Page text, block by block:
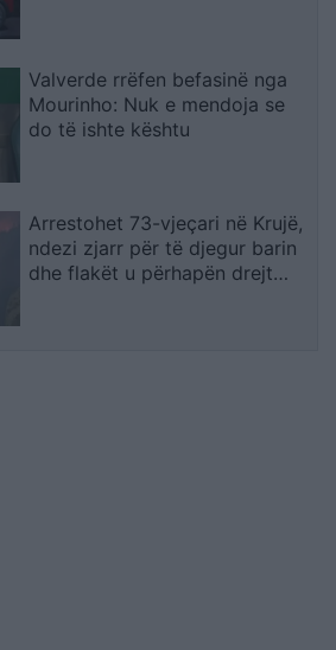
Valverde rrëfen befasinë nga
Mourinho: Nuk e mendoja se
do të ishte kështu
Arrestohet 73-vjeçari në Krujë,
ndezi zjarr për të djegur barin
dhe flakët u përhapën drejt